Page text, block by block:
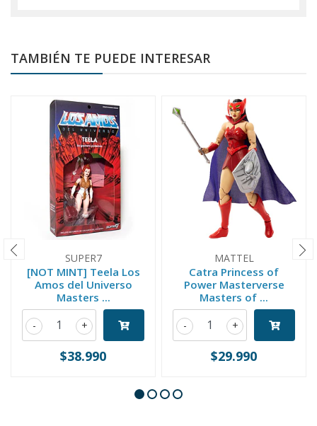
TAMBIÉN TE PUEDE INTERESAR
SUPER7
[NOT MINT] Teela Los
Amos del Universo
Masters ...
+
-
$38.990
MATTEL
Catra Princess of
Power Masterverse
Masters of ...
+
-
$29.990